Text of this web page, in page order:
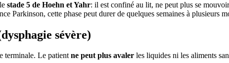
stade 5 de Hoehn et Yahr: il est confiné au lit, ne peut plus se
Parkinson, cette phase peut durer de quelques semaines à plusieurs
sévère)
terminale. Le patientne peut plus avaler les liquides ni les aliments